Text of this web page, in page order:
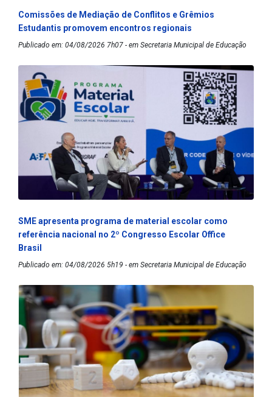
Comissões de Mediação de Conflitos e Grêmios
Estudantis promovem encontros regionais
Publicado em: 04/08/2026 7h07 - em Secretaria Municipal de Educação
SME apresenta programa de material escolar como
referência nacional no 2º Congresso Escolar Office
Brasil
Publicado em: 04/08/2026 5h19 - em Secretaria Municipal de Educação